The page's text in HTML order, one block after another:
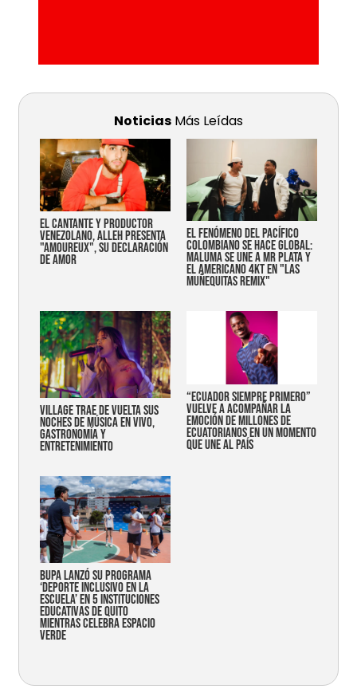
Noticias Más Leídas
EL CANTANTE Y PRODUCTOR
VENEZOLANO, ALLEH PRESENTA
"AMOUREUX", SU DECLARACIÓN
DE AMOR
EL FENÓMENO DEL PACÍFICO
COLOMBIANO SE HACE GLOBAL:
MALUMA SE UNE A MR PLATA Y
EL AMERICANO 4KT EN "LAS
MUÑEQUITAS REMIX"
Village trae de vuelta sus
noches de música en vivo,
gastronomía y
entretenimiento
“Ecuador siempre primero”
vuelve a acompañar la
emoción de millones de
ecuatorianos en un momento
que une al país
Bupa lanzó su programa
‘Deporte Inclusivo en la
Escuela’ en 5 instituciones
educativas de Quito
mientras celebra espacio
verde